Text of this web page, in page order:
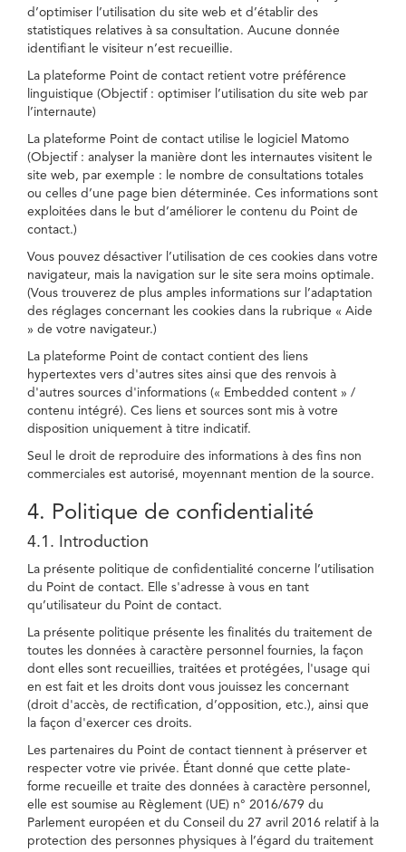
d’optimiser l’utilisation du site web et d’établir des
statistiques relatives à sa consultation. Aucune donnée
identifiant le visiteur n’est recueillie.
La plateforme Point de contact retient votre préférence
linguistique (Objectif : optimiser l’utilisation du site web par
l’internaute)
La plateforme Point de contact utilise le logiciel Matomo
(Objectif : analyser la manière dont les internautes visitent le
site web, par exemple : le nombre de consultations totales
ou celles d’une page bien déterminée. Ces informations sont
exploitées dans le but d’améliorer le contenu du Point de
contact.)
Vous pouvez désactiver l’utilisation de ces cookies dans votre
navigateur, mais la navigation sur le site sera moins optimale.
(Vous trouverez de plus amples informations sur l’adaptation
des réglages concernant les cookies dans la rubrique « Aide
» de votre navigateur.)
La plateforme Point de contact contient des liens
hypertextes vers d'autres sites ainsi que des renvois à
d'autres sources d'informations (« Embedded content » /
contenu intégré). Ces liens et sources sont mis à votre
disposition uniquement à titre indicatif.
Seul le droit de reproduire des informations à des fins non
commerciales est autorisé, moyennant mention de la source.
4. Politique de confidentialité
4.1. Introduction
La présente politique de confidentialité concerne l’utilisation
du Point de contact. Elle s'adresse à vous en tant
qu’utilisateur du Point de contact.
La présente politique présente les finalités du traitement de
toutes les données à caractère personnel fournies, la façon
dont elles sont recueillies, traitées et protégées, l'usage qui
en est fait et les droits dont vous jouissez les concernant
(droit d'accès, de rectification, d’opposition, etc.), ainsi que
la façon d'exercer ces droits.
Les partenaires du Point de contact tiennent à préserver et
respecter votre vie privée. Étant donné que cette plate-
forme recueille et traite des données à caractère personnel,
elle est soumise au Règlement (UE) n° 2016/679 du
Parlement européen et du Conseil du 27 avril 2016 relatif à la
protection des personnes physiques à l’égard du traitement